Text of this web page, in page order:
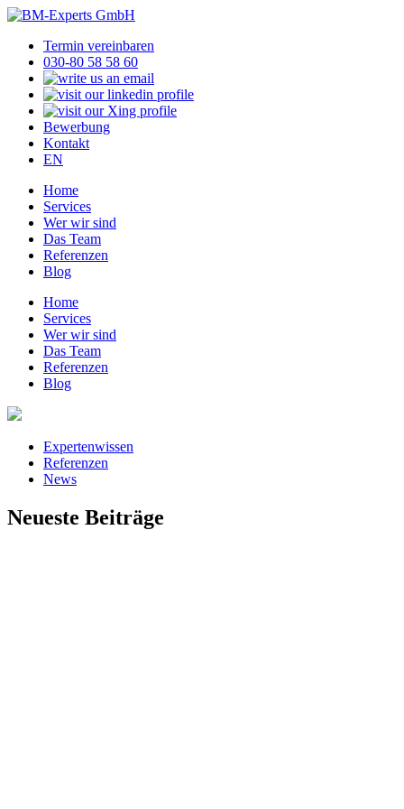
Termin vereinbaren
030-80 58 58 60
Bewerbung
Kontakt
EN
Home
Services
Wer wir sind
Das Team
Referenzen
Blog
Home
Services
Wer wir sind
Das Team
Referenzen
Blog
Expertenwissen
Referenzen
News
Neueste Beiträge